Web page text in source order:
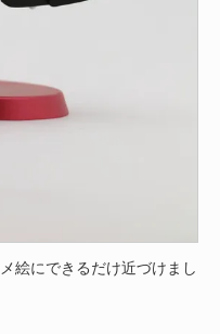
絵にできるだけ近づけまし